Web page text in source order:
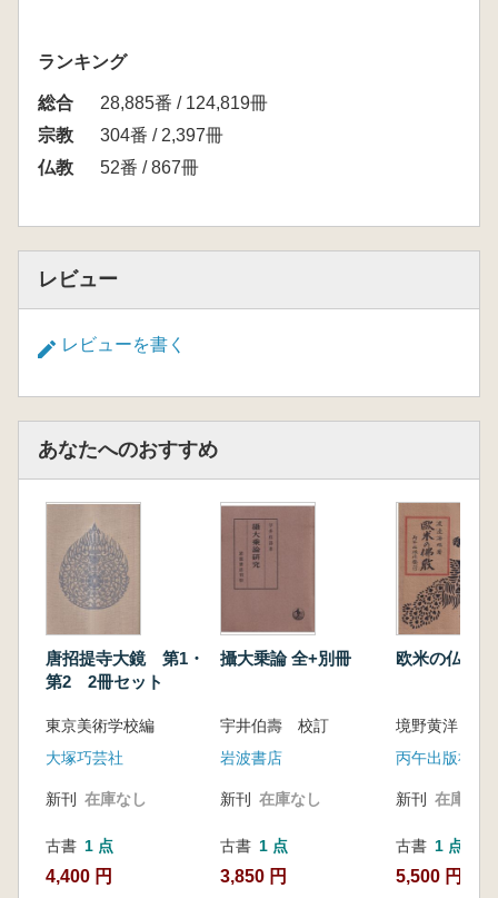
ランキング
総合
28,885番 / 124,819冊
宗教
304番 / 2,397冊
仏教
52番 / 867冊
レビュー
レビューを書く
あなたへのおすすめ
唐招提寺大鏡 第1・
第2 2冊セット
東京美術学校編
大塚巧芸社
新刊 在庫なし
古書 1 点
4,400 円
攝大乗論 全+別冊
宇井伯壽 校訂
岩波書店
新刊 在庫なし
古書 1 点
3,850 円
欧米の仏教
境野黄洋 著
丙午出版社
新刊 在庫なし
古書 1 点
5,500 円